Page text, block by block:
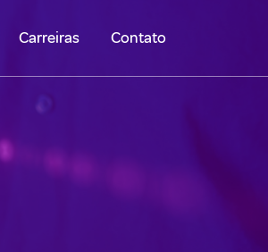
Carreiras Contato